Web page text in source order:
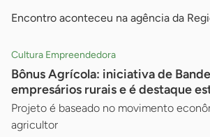
Encontro aconteceu na agência da
Cultura Empreendedora
Bônus Agrícola: iniciativa de
empresários rurais e é destaque
Projeto é baseado no movimento
agricultor